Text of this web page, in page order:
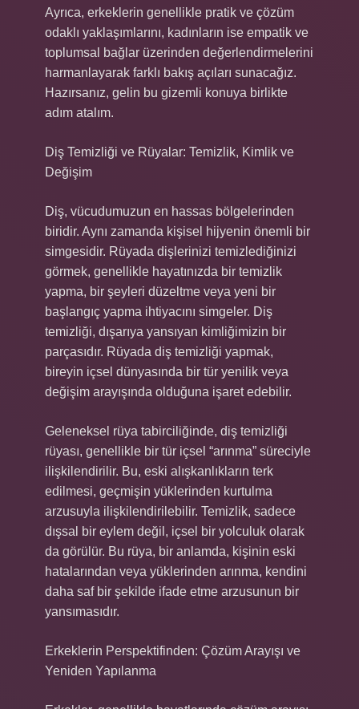
Ayrıca, erkeklerin genellikle pratik ve çözüm
odaklı yaklaşımlarını, kadınların ise empatik ve
toplumsal bağlar üzerinden değerlendirmelerini
harmanlayarak farklı bakış açıları sunacağız.
Hazırsanız, gelin bu gizemli konuya birlikte
adım atalım.
Diş Temizliği ve Rüyalar: Temizlik, Kimlik ve
Değişim
Diş, vücudumuzun en hassas bölgelerinden
biridir. Aynı zamanda kişisel hijyenin önemli bir
simgesidir. Rüyada dişlerinizi temizlediğinizi
görmek, genellikle hayatınızda bir temizlik
yapma, bir şeyleri düzeltme veya yeni bir
başlangıç yapma ihtiyacını simgeler. Diş
temizliği, dışarıya yansıyan kimliğimizin bir
parçasıdır. Rüyada diş temizliği yapmak,
bireyin içsel dünyasında bir tür yenilik veya
değişim arayışında olduğuna işaret edebilir.
Geleneksel rüya tabirciliğinde, diş temizliği
rüyası, genellikle bir tür içsel “arınma” süreciyle
ilişkilendirilir. Bu, eski alışkanlıkların terk
edilmesi, geçmişin yüklerinden kurtulma
arzusuyla ilişkilendirilebilir. Temizlik, sadece
dışsal bir eylem değil, içsel bir yolculuk olarak
da görülür. Bu rüya, bir anlamda, kişinin eski
hatalarından veya yüklerinden arınma, kendini
daha saf bir şekilde ifade etme arzusunun bir
yansımasıdır.
Erkeklerin Perspektifinden: Çözüm Arayışı ve
Yeniden Yapılanma